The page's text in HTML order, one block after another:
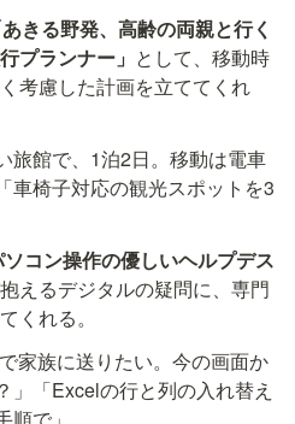
あきる野発、高齢の両親と行く
プランナー」 として、移動時
考慮した計画を立ててくれ
旅館で、1泊2日。移動は電車
車椅子対応の観光スポットを3
ソコン操作の優しいヘルプデス
えるデジタルの疑問に、専門
くれる。
家族に送りたい。今の画面か
」「Excelの行と列の入れ替え